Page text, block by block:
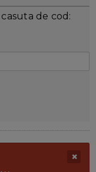
de cod: